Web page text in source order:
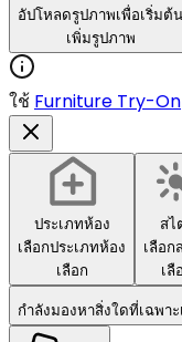
อัปโหลดรูปภาพเพื่อเริ่มต้น
เพิ่มรูปภาพ
ใช้ Furniture Try-On
ประเภทห้อง
เลือกประเภทห้อง
เลือก
สไ
เลือก
เลื
กำลังมองหาสิ่งใดที่เฉพา